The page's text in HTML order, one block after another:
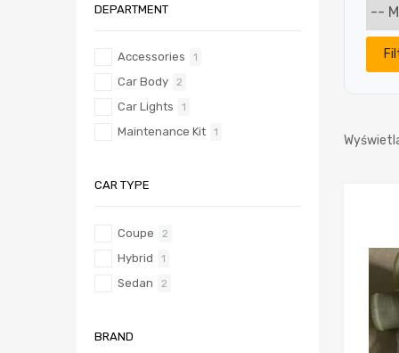
DEPARTMENT
Accessories 1
Car Body 2
Car Lights 1
Maintenance Kit 1
CAR TYPE
Coupe 2
Hybrid 1
Sedan 2
BRAND